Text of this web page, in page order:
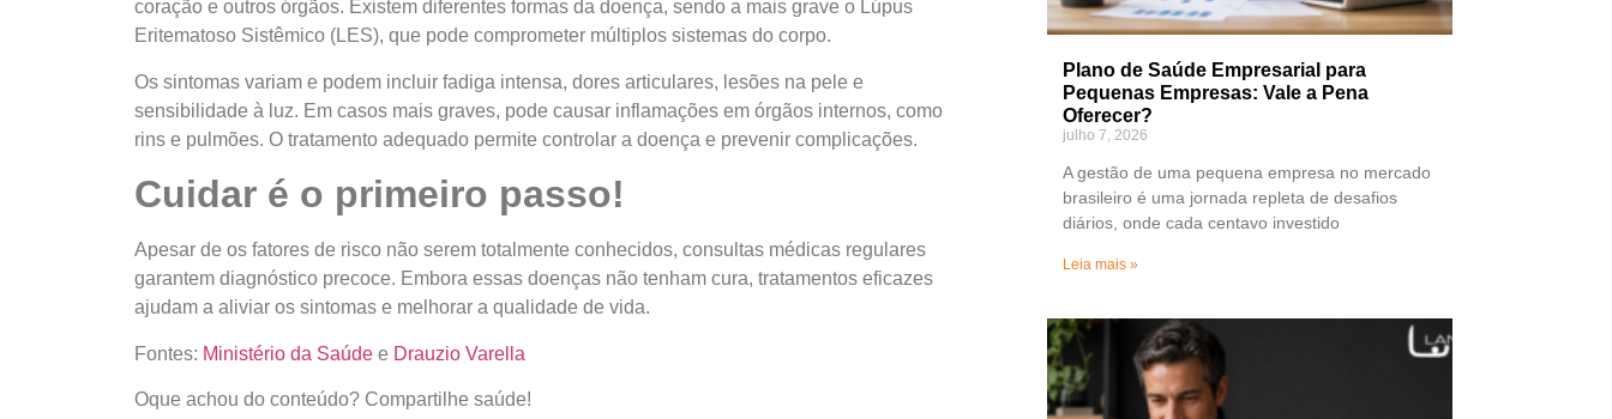
coração e outros órgãos. Existem diferentes formas da doença, sendo a mais grave o Lúpus
Eritematoso Sistêmico (LES), que pode comprometer múltiplos sistemas do corpo.
Os sintomas variam e podem incluir fadiga intensa, dores articulares, lesões na pele e
sensibilidade à luz. Em casos mais graves, pode causar inflamações em órgãos internos, como
rins e pulmões. O tratamento adequado permite controlar a doença e prevenir complicações.
Cuidar é o primeiro passo!
Apesar de os fatores de risco não serem totalmente conhecidos, consultas médicas regulares
garantem diagnóstico precoce. Embora essas doenças não tenham cura, tratamentos eficazes
ajudam a aliviar os sintomas e melhorar a qualidade de vida.
Fontes: Ministério da Saúde e Drauzio Varella
Oque achou do conteúdo? Compartilhe saúde!
Plano de Saúde Empresarial para
Pequenas Empresas: Vale a Pena
Oferecer?
julho 7, 2026
A gestão de uma pequena empresa no mercado
brasileiro é uma jornada repleta de desafios
diários, onde cada centavo investido
Leia mais »